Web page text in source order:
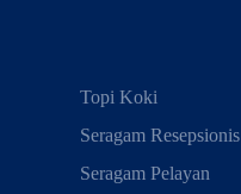
Topi Koki
Seragam Resepsionis
Seragam Pelayan